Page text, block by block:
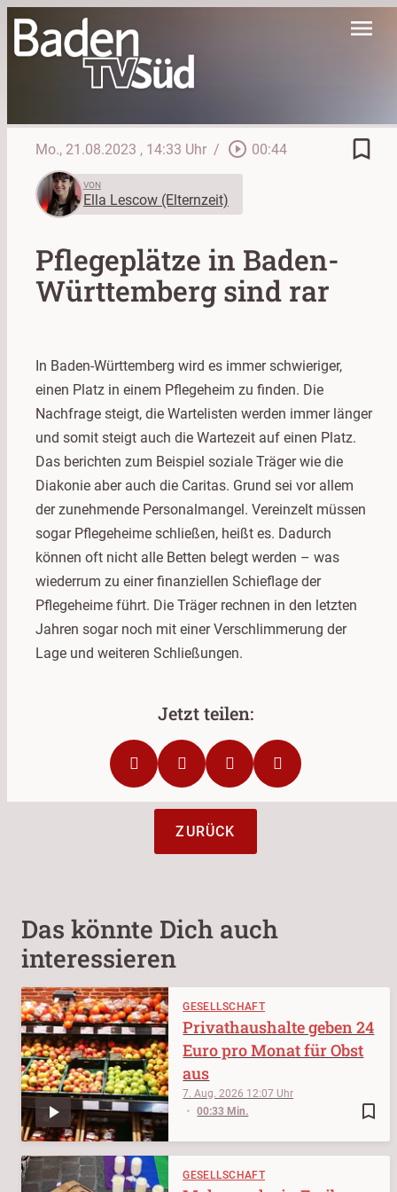
menu
Mo., 21.08.2023 , 14:33 Uhr / play_circle_outline 00:44 bookmark_border
VON
Ella Lescow (Elternzeit)
Pflegeplätze in Baden-
Württemberg sind rar
In Baden-Württemberg wird es immer schwieriger,
einen Platz in einem Pflegeheim zu finden. Die
Nachfrage steigt, die Wartelisten werden immer länger
und somit steigt auch die Wartezeit auf einen Platz.
Das berichten zum Beispiel soziale Träger wie die
Diakonie aber auch die Caritas. Grund sei vor allem
der zunehmende Personalmangel. Vereinzelt müssen
sogar Pflegeheime schließen, heißt es. Dadurch
können oft nicht alle Betten belegt werden – was
wiederrum zu einer finanziellen Schieflage der
Pflegeheime führt. Die Träger rechnen in den letzten
Jahren sogar noch mit einer Verschlimmerung der
Lage und weiteren Schließungen.
ZURÜCK
Das könnte Dich auch
interessieren
GESELLSCHAFT
bookmark_border
7. Aug. 2026 12:07
00:33 Min.
Privathaushalte geben 24
Euro pro Monat für Obst
aus
GESELLSCHAFT